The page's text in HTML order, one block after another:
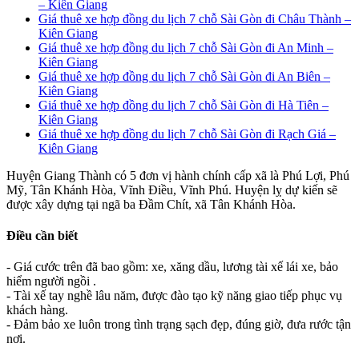
– Kiên Giang
Giá thuê xe hợp đồng du lịch 7 chỗ Sài Gòn đi Châu Thành –
Kiên Giang
Giá thuê xe hợp đồng du lịch 7 chỗ Sài Gòn đi An Minh –
Kiên Giang
Giá thuê xe hợp đồng du lịch 7 chỗ Sài Gòn đi An Biên –
Kiên Giang
Giá thuê xe hợp đồng du lịch 7 chỗ Sài Gòn đi Hà Tiên –
Kiên Giang
Giá thuê xe hợp đồng du lịch 7 chỗ Sài Gòn đi Rạch Giá –
Kiên Giang
Huyện Giang Thành có 5 đơn vị hành chính cấp xã là Phú Lợi, Phú
Mỹ, Tân Khánh Hòa, Vĩnh Điều, Vĩnh Phú. Huyện lỵ dự kiến sẽ
được xây dựng tại ngã ba Đầm Chít, xã Tân Khánh Hòa.
Điều cần biết
- Giá cước trên đã bao gồm: xe, xăng dầu, lương tài xế lái xe, bảo
hiểm người ngồi .
- Tài xế tay nghề lâu năm, được đào tạo kỹ năng giao tiếp phục vụ
khách hàng.
- Đảm bảo xe luôn trong tình trạng sạch đẹp, đúng giờ, đưa rước tận
nơi.